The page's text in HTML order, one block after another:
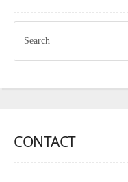
CONTACT